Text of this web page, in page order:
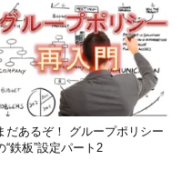
だあるぞ！ グループポリシー
“鉄板”設定パート2